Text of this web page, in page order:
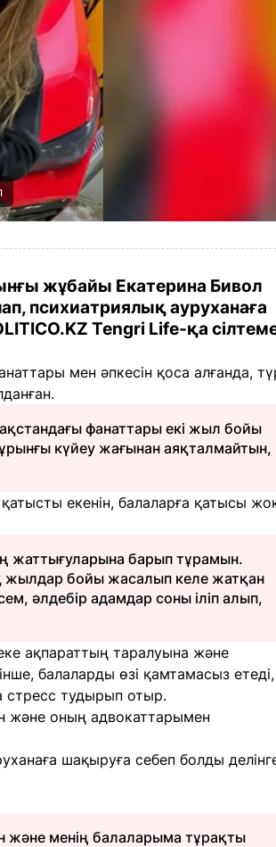
жұбайы Екатерина Бивол
психиатриялық ауруханаға
Tengri Life-қа
мен әпкесін қоса алғанда,
фанаттары екі жыл бойы
күйеу жағынан аяқталмайтын,
екенін, балаларға қатысы
жаттығуларына барып тұрамын.
жылдар бойы жасалып келе жатқан
әлдебір адамдар соны іліп алып,
ақпараттың таралуына және
балаларды өзі қамтамасыз етеді,
тудырып отыр.
және оның адвокаттарымен
шақыруға себеп болды
және менің балаларымa тұрақты